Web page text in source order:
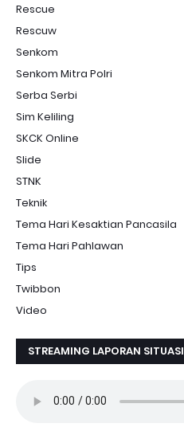
Rescue
Rescuw
Senkom
Senkom Mitra Polri
Serba Serbi
Sim Keliling
SKCK Online
Slide
STNK
Teknik
Tema Hari Kesaktian Pancasila
Tema Hari Pahlawan
Tips
Twibbon
Video
STREAMING LAPORAN SITUASI